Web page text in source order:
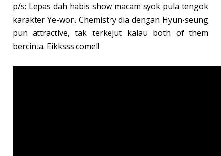
p/s: Lepas dah habis show macam syok pula tengok
karakter Ye-won. Chemistry dia dengan Hyun-seung
pun attractive, tak terkejut kalau both of them
bercinta. Eikksss comel!